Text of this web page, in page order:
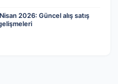
2026: Güncel alış satış